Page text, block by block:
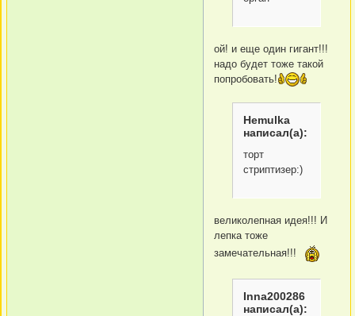
ой! и еще один гигант!!!
надо будет тоже такой
попробовать!
Hemulka
написал(а):
торт
стриптизер:)
великолепная идея!!! И
лепка тоже
замечательная!!!
Inna200286
написал(а):